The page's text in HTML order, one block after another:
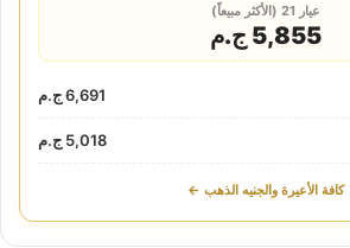
عيار 21 (الأكثر مبيعاً)
5,855 ج.م
6,691 ج.م
5,018 ج.م
كافة الأعيرة والجنيه الذهب ←